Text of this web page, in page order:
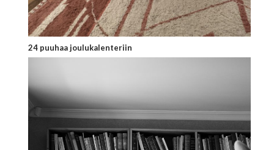
24 puuhaa joulukalenteriin